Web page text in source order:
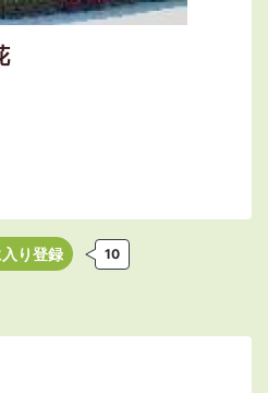
り登録 10